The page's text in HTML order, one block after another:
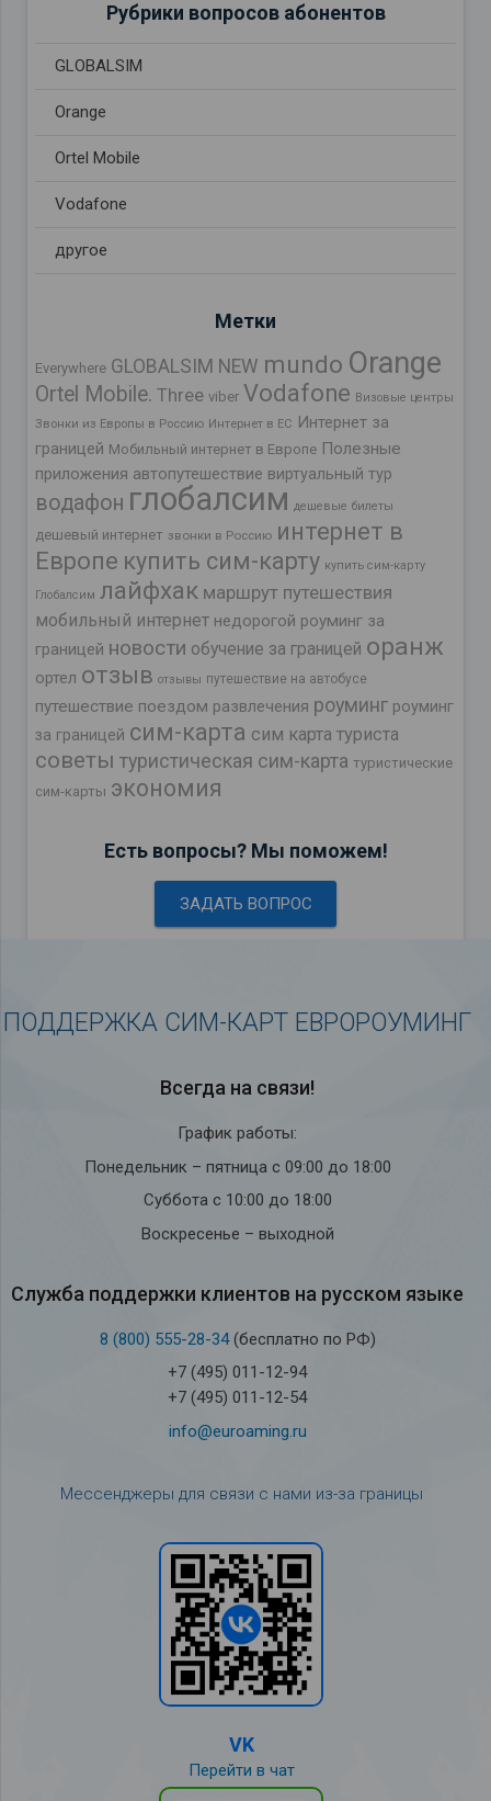
Рубрики вопросов абонентов
GLOBALSIM
Orange
Ortel Mobile
Vodafone
другое
Метки
Everywhere GLOBALSIM NEW mundo Orange
Ortel Mobile. Three viber Vodafone Визовые центры
Звонки из Европы в Россию Интернет в ЕС Интернет за
границей Мобильный интернет в Европе Полезные
приложения автопутешествие виртуальный тур
водафон глобалсим дешевые билеты
дешевый интернет звонки в Россию интернет в
Европе купить сим-карту купить сим-карту
Глобалсим лайфхак маршрут путешествия
мобильный интернет недорогой роуминг за
границей новости обучение за границей оранж
ортел отзыв отзывы путешествие на автобусе
путешествие поездом развлечения роуминг роуминг
за границей сим-карта сим карта туриста
советы туристическая сим-карта туристические
сим-карты экономия
Есть вопросы? Мы поможем!
ЗАДАТЬ ВОПРОС
ПОДДЕРЖКА СИМ-КАРТ ЕВРОРОУМИНГ
Всегда на связи!
График работы:
Понедельник – пятница с 09:00 до 18:00
Суббота с 10:00 до 18:00
Воскресенье – выходной
Служба под­держки кли­ен­тов на рус­ском языке
8 (800) 555-28-34(бесплатно по РФ)
+7 (495) 011-12-94
+7 (495) 011-12-54
info@euroaming.ru
Мессенджеры для связи с нами из-за границы
VK
Перейти в чат